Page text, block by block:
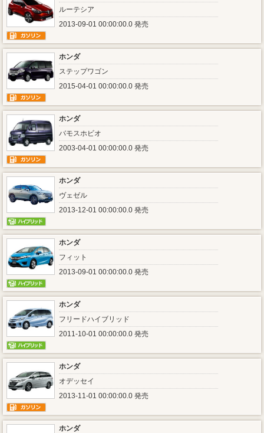
ルーテシア
2013-09-01 00:00:00.0 発売
ホンダ
ステップワゴン
2015-04-01 00:00:00.0 発売
ホンダ
バモスホビオ
2003-04-01 00:00:00.0 発売
ホンダ
ヴェゼル
2013-12-01 00:00:00.0 発売
ホンダ
フィット
2013-09-01 00:00:00.0 発売
ホンダ
フリードハイブリッド
2011-10-01 00:00:00.0 発売
ホンダ
オデッセイ
2013-11-01 00:00:00.0 発売
ホンダ